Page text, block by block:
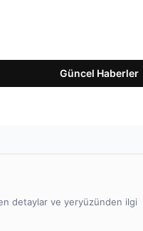
Güncel Haberler
detaylar ve yeryüzünden ilgi